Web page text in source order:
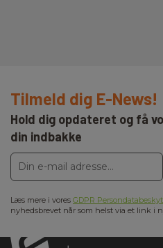
Tilmeld dig E-News!
Hold dig opdateret og få
din indbakke
Læs mere i vores GDPR
nyhedsbrevet når som helst via et link i